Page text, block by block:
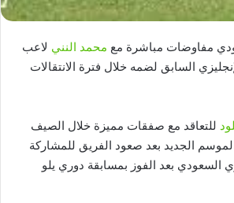
مفاوضات مباشرة مع محمد النني لاعب
السابق لضمه خلال فترة الانتقالات
للتعاقد مع صفقات مميزة خلال الصيف
الجديد بعد صعود الفريق للمشاركة
السعودي بعد الفوز بمسابقة دوري يلو